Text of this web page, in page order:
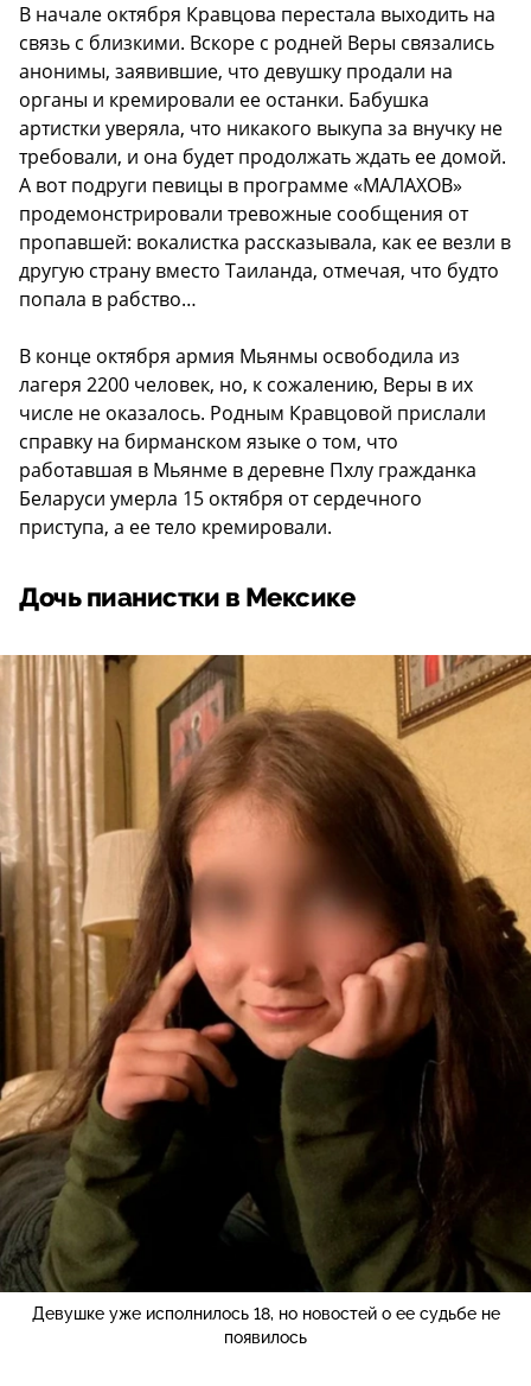
В начале октября Кравцова перестала выходить на
связь с близкими. Вскоре с родней Веры связались
анонимы, заявившие, что девушку продали на
органы и кремировали ее останки. Бабушка
артистки уверяла, что никакого выкупа за внучку не
требовали, и она будет продолжать ждать ее домой.
А вот подруги певицы в программе «МАЛАХОВ»
продемонстрировали тревожные сообщения от
пропавшей: вокалистка рассказывала, как ее везли в
другую страну вместо Таиланда, отмечая, что будто
попала в рабство…
В конце октября армия Мьянмы освободила из
лагеря 2200 человек, но, к сожалению, Веры в их
числе не оказалось. Родным Кравцовой прислали
справку на бирманском языке о том, что
работавшая в Мьянме в деревне Пхлу гражданка
Беларуси умерла 15 октября от сердечного
приступа, а ее тело кремировали.
Дочь пианистки в Мексике
Девушке уже исполнилось 18, но новостей о ее судьбе не
появилось